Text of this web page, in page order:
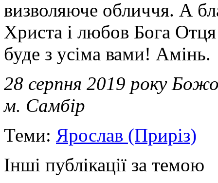
визволяюче обличчя. А
Христа і любов Бога
буде з усіма вами! Амінь.
28 серпня 2019 року
м. Самбір
Теми: Ярослав (Приріз)
Інші публікації за темою